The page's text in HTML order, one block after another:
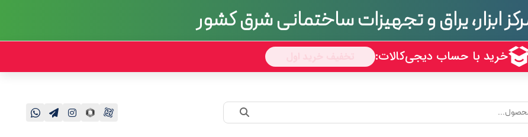
ابزار، یراق و تجهیزات ساختمانی شرق کشور
70 سال تجربه